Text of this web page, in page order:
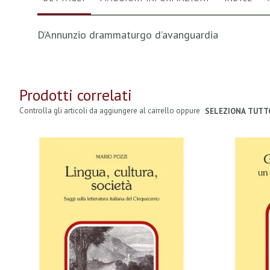
D’Annunzio drammaturgo d’avanguardia
Prodotti correlati
Controlla gli articoli da aggiungere al carrello oppure SELEZIONA